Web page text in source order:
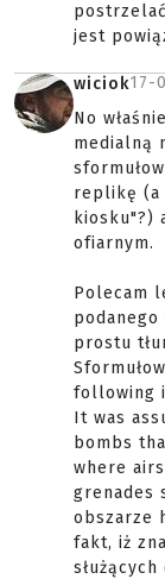
jest
wiciok17-
No
medialną
replikę (a
kiosku"?)
ofiarnym.
Polecam
prostu
following
It was
bombs
where
grenades
obszarze
fakt, iż